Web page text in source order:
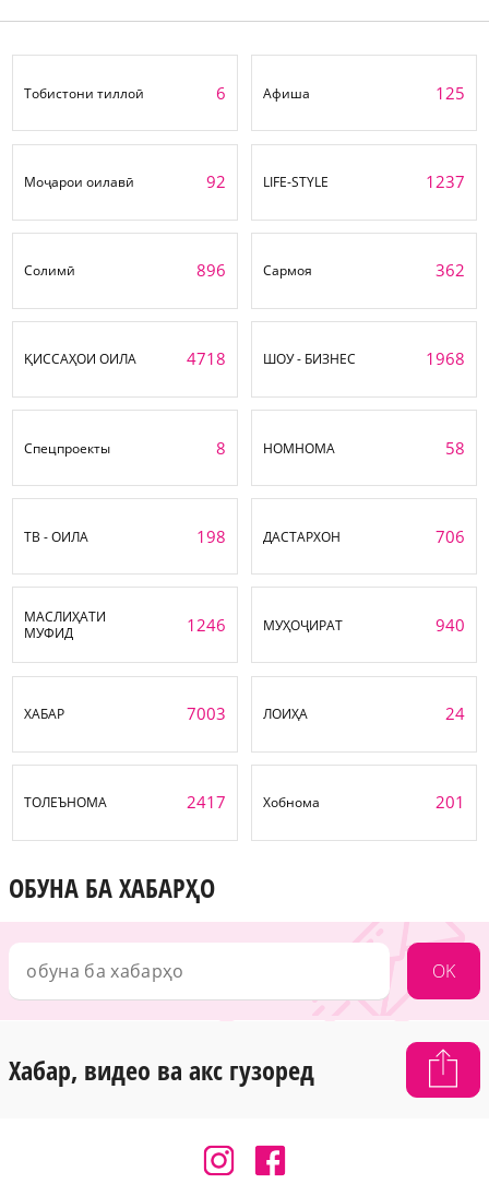
Тобистони тиллоӣ 6 Афиша 125
Моҷарои оилавӣ 92 LIFE-STYLE 1237
Солимӣ 896 Сармоя 362
ҚИССАҲОИ ОИЛА 4718 ШОУ - БИЗНЕС 1968
Спецпроекты 8 НОМНОМА 58
ТВ - ОИЛА 198 ДАСТАРХОН 706
МАСЛИҲАТИ
МУФИД
1246 МУҲОҶИРАТ 940
ХАБАР 7003 ЛОИҲА 24
ТОЛЕЪНОМА 2417 Хобнома 201
ОБУНА БА ХАБАРҲО
OK
Хабар, видео ва акс гузоред